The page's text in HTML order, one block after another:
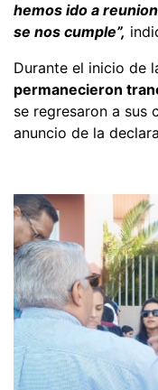
hemos ido a
se nos cumple”,
Durante el inicio de
permanecieron
se regresaron a sus
anuncio de la